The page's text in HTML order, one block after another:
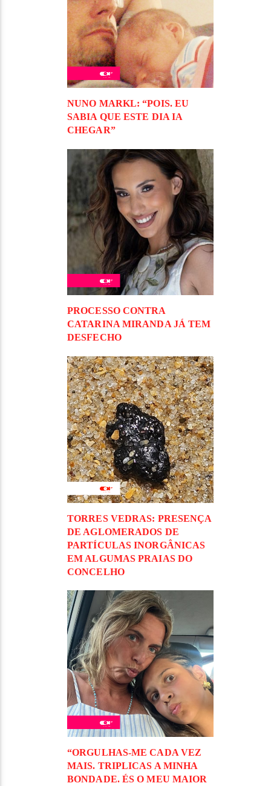
NUNO MARKL: “POIS. EU
SABIA QUE ESTE DIA IA
CHEGAR”
PROCESSO CONTRA
CATARINA MIRANDA JÁ TEM
DESFECHO
TORRES VEDRAS: PRESENÇA
DE AGLOMERADOS DE
PARTÍCULAS INORGÂNICAS
EM ALGUMAS PRAIAS DO
CONCELHO
“ORGULHAS-ME CADA VEZ
MAIS. TRIPLICAS A MINHA
BONDADE. ÉS O MEU MAIOR